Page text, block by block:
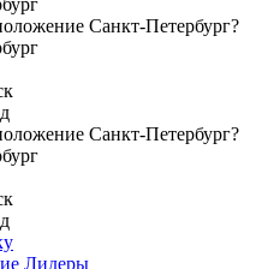
Санкт-Петербург?
Санкт-Петербург?
Лидеры